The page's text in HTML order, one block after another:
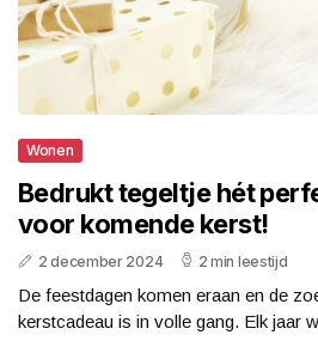
Wonen
Bedrukt tegeltje hét
voor komende kerst!
2 december 2024 2 min leestijd
De feestdagen komen eraan en de
kerstcadeau is in volle gang. Elk jaar